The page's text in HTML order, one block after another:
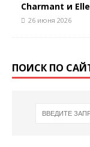
Charmant и
26 июня 2026
ПОИСК ПО